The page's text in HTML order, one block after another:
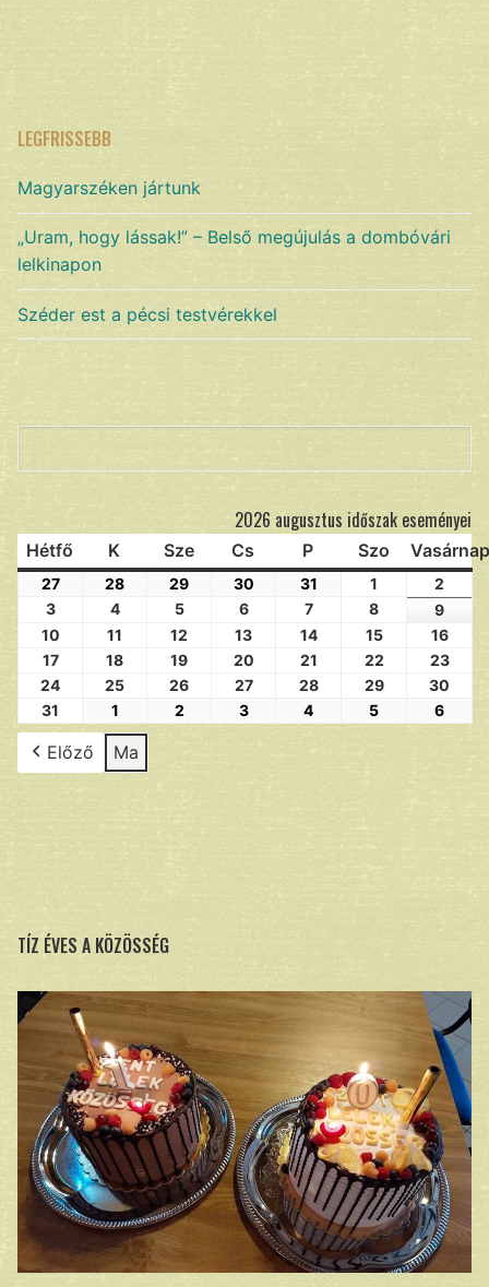
LEGFRISSEBB
Magyarszéken jártunk
„Uram, hogy lássak!” – Belső megújulás a dombóvári
lelkinapon
Széder est a pécsi testvérekkel
2026 augusztus időszak eseményei
Hétfő K Sze Cs P Szo Vasárnap
27 28 29 30 31 1
2
3
4 5 6 7 8
9
10
11 12 13 14 15
16
17
18 19 20 21 22
23
24
25 26 27 28 29
30
31
1 2 3 4 5 6
Előző Ma
TÍZ ÉVES A KÖZÖSSÉG